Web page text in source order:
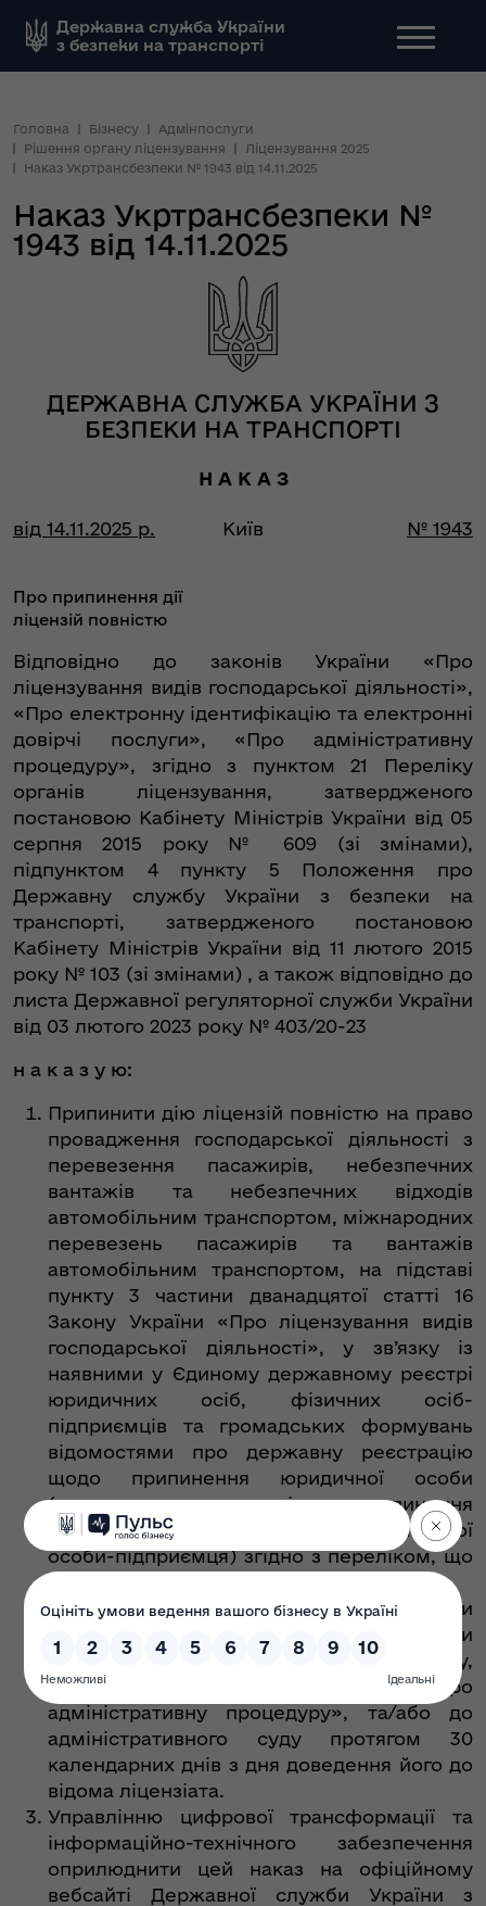
Державна служба України
з безпеки на транспорті
Головна Бізнесу
Адмінпослуги
Рішення органу ліцензування
Ліцензування 2025
Наказ Укртрансбезпеки № 1943 від 14.11.2025
Наказ Укртрансбезпеки №
1943 від 14.11.2025
ДЕРЖАВНА СЛУЖБА УКРАЇНИ З
БЕЗПЕКИ НА ТРАНСПОРТІ
Н А К А З
від 14.11.2025 р. Київ № 1943
Про припинення дії
ліцензій повністю
Відповідно до законів України «Про
ліцензування видів господарської діяльності»,
«Про електронну ідентифікацію та електронні
довірчі послуги», «Про адміністративну
процедуру», згідно з пунктом 21 Переліку
органів ліцензування, затвердженого
постановою Кабінету Міністрів України від 05
серпня 2015 року № 609 (зі змінами),
підпунктом 4 пункту 5 Положення про
Державну службу України з безпеки на
транспорті, затвердженого постановою
Кабінету Міністрів України від 11 лютого 2015
року № 103 (зі змінами) , а також відповідно до
листа Державної регуляторної служби України
від 03 лютого 2023 року № 403/20-23
н а к а з у ю:
Припинити дію ліцензій повністю на право
провадження господарської діяльності з
перевезення пасажирів, небезпечних
вантажів та небезпечних відходів
автомобільним транспортом, міжнародних
перевезень пасажирів та вантажів
автомобільним транспортом, на підставі
пункту 3 частини дванадцятої статті 16
Закону України «Про ліцензування видів
господарської діяльності», у зв’язку із
наявними у Єдиному державному реєстрі
юридичних осіб, фізичних осіб-
підприємців та громадських формувань
відомостями про державну реєстрацію
щодо припинення юридичної особи
(державну реєстрацію припинення
підприємницької діяльності фізичної
особи-підприємця) згідно з переліком, що
Рішення органу ліцензування може бути
оскаржено до Експертно-апеляційної ради
з питань ліцензування у порядку,
передбаченому Законом України «Про
адміністративну процедуру», та/або до
адміністративного суду протягом 30
календарних днів з дня доведення його до
відома ліцензіата.
Управлінню цифрової трансформації та
інформаційно-технічного забезпечення
оприлюднити цей наказ на офіційному
вебсайті Державної служби України з